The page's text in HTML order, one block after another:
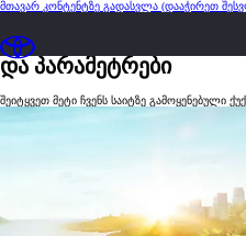
მთავარ კონტენტზე გადასვლა (დააჭირეთ
ქუქი-ფაილებთან
და პარამეტრები
შეიტყვეთ მეტი ჩვენს საიტზე გამოყენებული